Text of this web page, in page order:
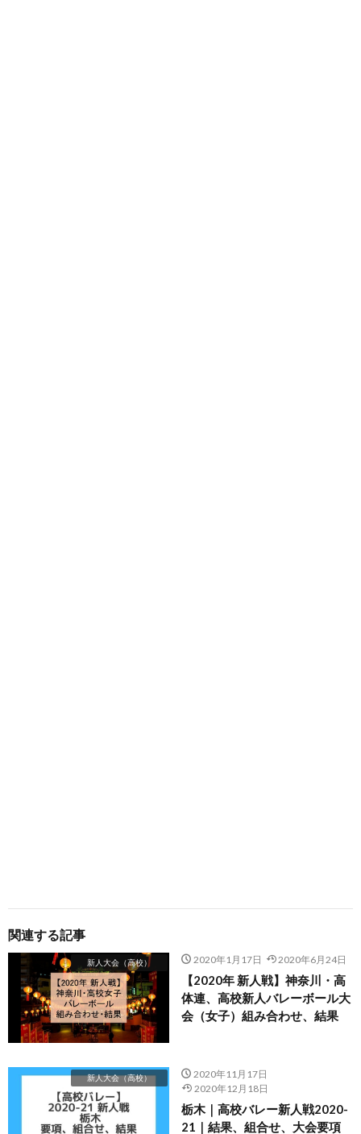
関連する記事
新人大会（高校） 2020年1月17日 2020年6月24日
【2020年 新人戦】神奈川・高
体連、高校新人バレーボール大
会（女子）組み合わせ、結果
新人大会（高校）
2020年11月17日
2020年12月18日
栃木｜高校バレー新人戦2020-
21｜結果、組合せ、大会要項